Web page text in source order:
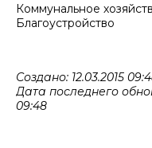
Коммунальное
Благоустройство
Создано: 12.03.2015
Дата последнего
09:48